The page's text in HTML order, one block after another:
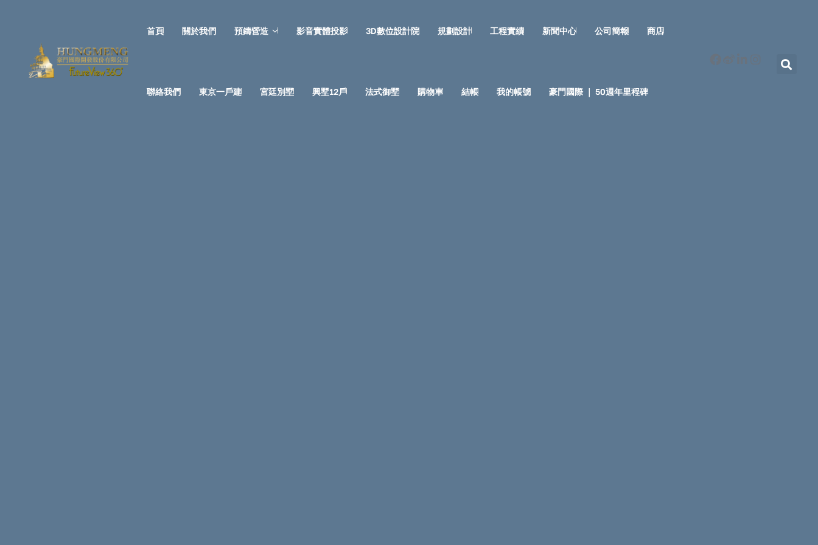
首頁 關於我們 預鑄營造 影音實體投影 3D數位設計院 規劃設計 工程實績 新聞中心 公司簡報 商店
聯絡我們 東京一戶建 宮廷別墅 興墅12戶 法式御墅 購物車 結帳 我的帳號 豪門國際 ｜ 50週年里程碑